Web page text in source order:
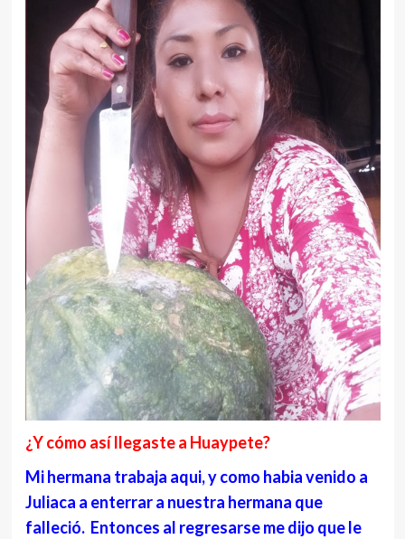
¿Y cómo así llegaste a Huaypete?
Mi hermana trabaja aqui, y como habia venido a
Juliaca a enterrar a nuestra hermana que
falleció. Entonces al regresarse me dijo que le